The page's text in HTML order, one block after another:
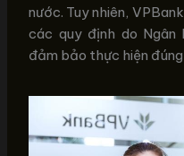
nước. Tuy nhiên,
các quy định do Ngân
đảm bảo thực hiện